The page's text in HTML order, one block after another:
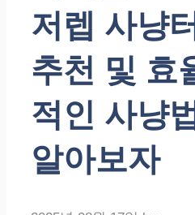
저렙 사냥
추천 및 효
적인 사냥
알아보자